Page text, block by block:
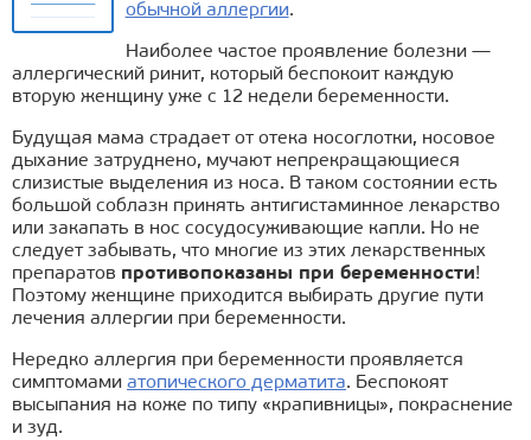
обычной аллергии.
Наиболее частое проявление болезни —
аллергический ринит, который беспокоит каждую
вторую женщину уже с 12 недели беременности.
Будущая мама страдает от отека носоглотки, носовое
дыхание затруднено, мучают непрекращающиеся
слизистые выделения из носа. В таком состоянии есть
большой соблазн принять антигистаминное лекарство
или закапать в нос сосудосуживающие капли. Но не
следует забывать, что многие из этих лекарственных
препаратов противопоказаны при беременности!
Поэтому женщине приходится выбирать другие пути
лечения аллергии при беременности.
Нередко аллергия при беременности проявляется
симптомами атопического дерматита. Беспокоят
высыпания на коже по типу «крапивницы», покраснение
и зуд.